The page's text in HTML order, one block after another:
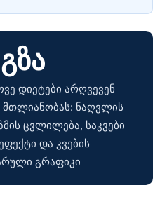
დიეტები არღვევენ
მთლიანობას: ნაღვლის
ცვლილება, საკვები
და კვების
გრაფიკი